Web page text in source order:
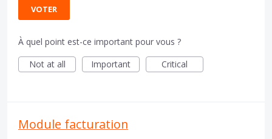
VOTER
À quel point est-ce important pour vous ?
Not at all
Important Critical
Module facturation